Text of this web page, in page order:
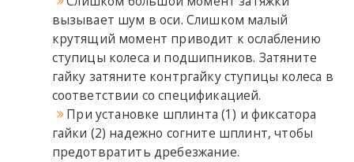
вызывает шум в оси. Слишком малый
крутящий момент приводит к ослаблению
ступицы колеса и подшипников. Затяните
гайку затяните контргайку ступицы колеса в
соответствии со спецификацией.
При установке шплинта (1) и фиксатора
гайки (2) надежно согните шплинт, чтобы
предотвратить дребезжание.